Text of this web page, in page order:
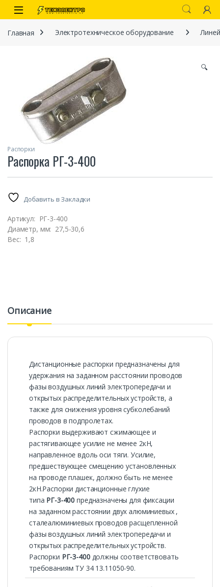
Перейти к навигации
перейти к содержанию
Open
Главная Электротехническое оборудование
🔍
Распорки
Распорка РГ-3-400
Добавить в Закладки
Артикул: РГ-3-400
Диаметр, мм: 27,5-30,6
Вес: 1,8
Описание
Дистанционные распорки предназначены для
удержания на заданном расстоянии проводов
фазы воздушных линий электропередачи и
открытых распределительных устройств, а
также для снижения уровня субколебаний
проводов в подпролетах.
Распорки выдерживают сжимающее и
растягивающее усилие не менее 2кН,
направленное вдоль оси тяги. Усилие,
предшествующее смещению установленных
на проводе плашек, должно быть не менее
2кН.Распорки дистанционные глухие
типа РГ-3-400предназначены для фиксации
на заданном расстоянии двух алюминиевых ,
сталеалюминиевых проводов расщепленной
фазы воздушных линий электропередачи и
открытых распределительных устройств.
Распорки РГ-3-400 должны соответствовать
требованиям ТУ 34 13.11050-90.